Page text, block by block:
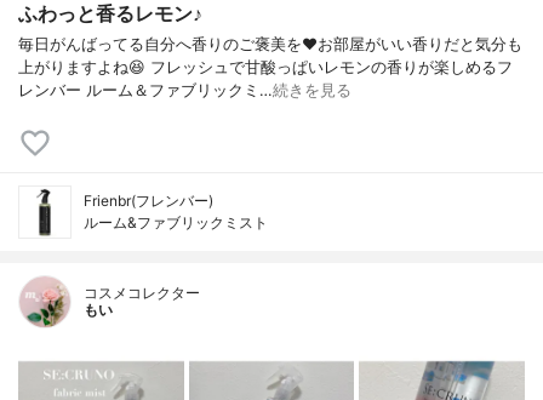
ふわっと香るレモン♪
毎日がんばってる自分へ香りのご褒美を❤お部屋がいい香りだと気分も
上がりますよね😆 フレッシュで甘酸っぱいレモンの香りが楽しめるフ
レンバー ルーム＆ファブリックミ…続きを見る
Frienbr(フレンバー)
ルーム&ファブリックミスト
コスメコレクター
もい